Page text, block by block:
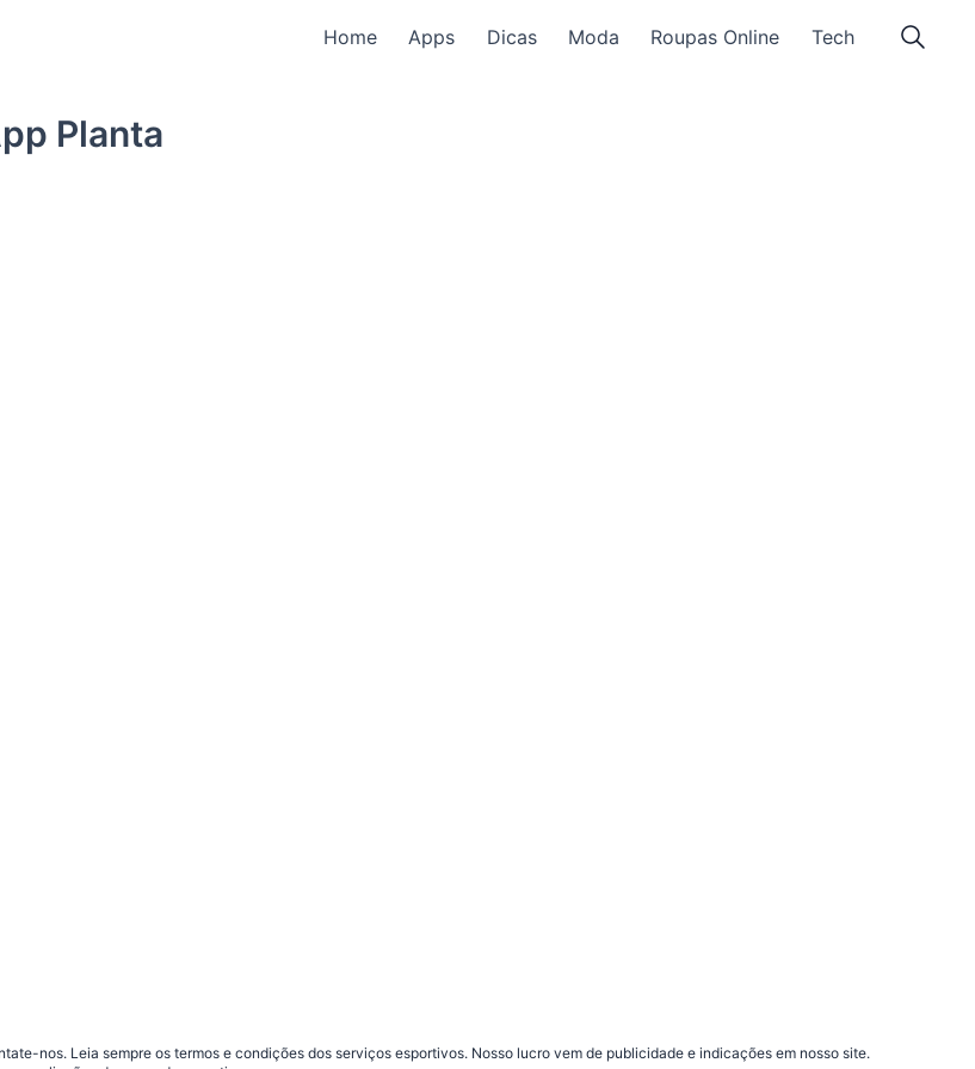
Home Apps Dicas Moda Roupas Online Tech
Planta
nos. Leia sempre os termos e condições dos serviços esportivos. Nosso lucro vem de publicidade e indicações em nosso site.